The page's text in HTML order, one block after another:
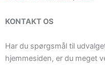
KONTAKT OS
Har du spørgsmål til
hjemmesiden, er du meget